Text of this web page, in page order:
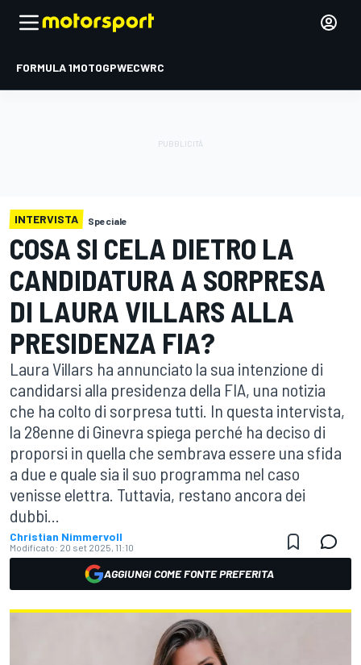
FORMULA 1MOTOGPWECWRC
INTERVISTA Speciale
COSA SI CELA DIETRO LA
CANDIDATURA A SORPRESA
DI LAURA VILLARS ALLA
PRESIDENZA FIA?
Laura Villars ha annunciato la sua intenzione di
candidarsi alla presidenza della FIA, una notizia
che ha colto di sorpresa tutti. In questa intervista,
la 28enne di Ginevra spiega perché ha deciso di
proporsi in quella che sembrava essere una sfida
a due e quale sia il suo programma nel caso
venisse elettra. Tuttavia, restano ancora dei
dubbi...
Christian Nimmervoll
Modificato: 20 set 2025, 11:10
AGGIUNGI COME FONTE PREFERITA